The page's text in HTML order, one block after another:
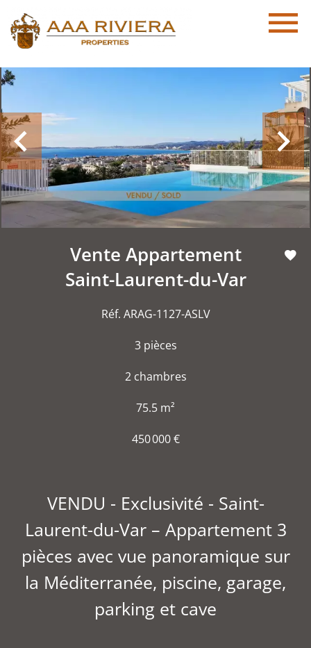
Vente Appartement
Saint-Laurent-du-Var
Réf. ARAG-1127-ASLV
3 pièces
2 chambres
75.5 m²
450 000 €
VENDU - Exclusivité - Saint-
Laurent-du-Var – Appartement 3
pièces avec vue panoramique sur
la Méditerranée, piscine, garage,
parking et cave